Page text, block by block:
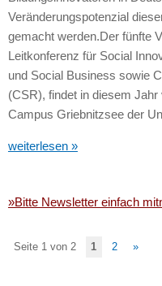
Veränderungspotenzial
gemacht werden.Der fünfte
Leitkonferenz für Social
und Social Business sowie
(CSR), findet in diesem
Campus Griebnitzsee der
weiterlesen »
»Bitte Newsletter einfach
Seite 1 von 2 1 2 »